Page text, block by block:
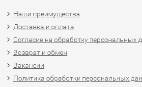
Наши преимущества
Доставка и оплата
Согласие на обработку персональных
Возврат и обмен
Вакансии
Политика обработки персональных